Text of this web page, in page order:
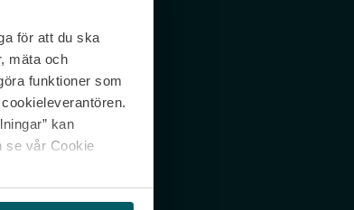
för att du ska
mäta och
funktioner som
kan
se vår Cookie
Nordicfeel SE
Nordicfeel FI
Nordicfeel NO